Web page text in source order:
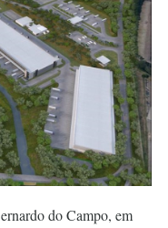
do Campo, em